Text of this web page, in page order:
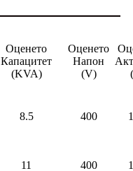
Оценето
Капацитет
(KVA)
Оценето
Напон
(V)
8.5 400
11 400